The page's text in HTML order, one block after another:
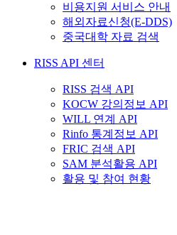
비용지원 서비스 안내
해외자료신청(E-DDS)
중국대학 자료 검색
RISS API 센터
RISS 검색 API
KOCW 강의정보 API
WILL 연계 API
Rinfo 통계정보 API
FRIC 검색 API
SAM 분석활용 API
활용 및 참여 현황